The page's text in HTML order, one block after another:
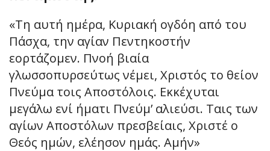
«Τη αυτή ημέρα, Κυριακή ογδόη από του
Πάσχα, την αγίαν Πεντηκοστήν
εορτάζομεν. Πνοή βιαία
γλωσσοπυρσεύτως νέμει, Χριστός το θείον
Πνεύμα τοις Αποστόλοις. Εκκέχυται
μεγάλω ενί ήματι Πνεύμ’ αλιεύσι. Ταις των
αγίων Αποστόλων πρεσβείαις, Χριστέ ο
Θεός ημών, ελέησον ημάς. Αμήν»